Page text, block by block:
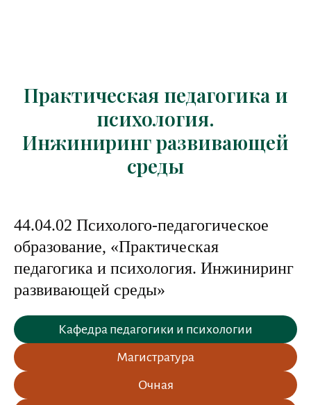
Практическая педагогика и
психология.
Инжиниринг развивающей
среды
44.04.02 Психолого-педагогическое
образование, «Практическая
педагогика и психология. Инжиниринг
развивающей среды»
Кафедра педагогики и психологии
Магистратура
Очная